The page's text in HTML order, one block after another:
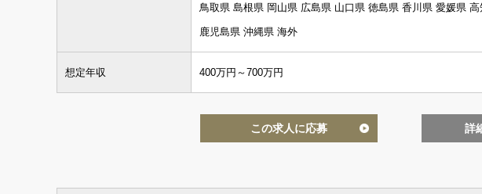
鳥取県 島根県 岡山県 広島県 山口県 徳島県 香川県 愛媛県
鹿児島県 沖縄県 海外
想定年収 400万円～700万円
この求人に応募 詳